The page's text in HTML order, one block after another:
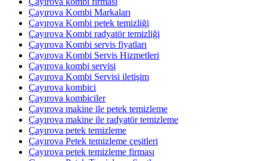
Çayırova Kombi Markaları
Çayırova Kombi petek temizliği
Çayırova Kombi radyatör temizliği
Çayırova Kombi servis fiyatları
Çayırova Kombi Servis Hizmetleri
Çayırova kombi servisi
Çayırova Kombi Servisi iletişim
Çayırova kombici
Çayırova kombiciler
Çayırova makine ile petek temizleme
Çayırova makine ile radyatör temizleme
Çayırova petek temizleme
Çayırova Petek temizleme çeşitleri
Çayırova petek temizleme firması